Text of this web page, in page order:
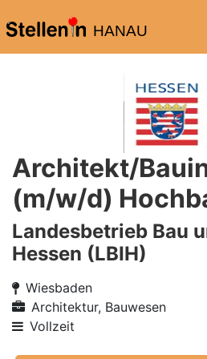
HANAU
Architekt/
(m/w/d)
Landesbetrieb Bau
Hessen (LBIH)
Wiesbaden
Architektur, Bauwesen
Vollzeit